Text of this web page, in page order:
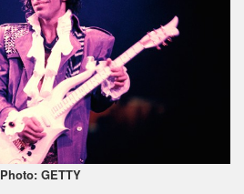
Photo: GETTY